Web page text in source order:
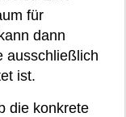
für
dann
ausschließlich
ist.
die konkrete